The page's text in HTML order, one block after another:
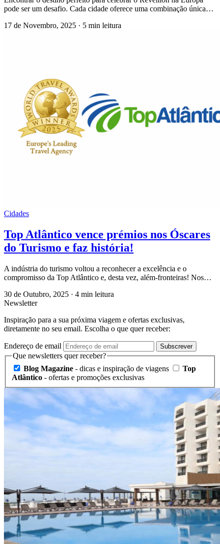
pode ser um desafio. Cada cidade oferece uma combinação única…
17 de Novembro, 2025 · 5 min leitura
Cidades
Top Atlântico vence prémios nos Óscares
do Turismo e faz história!
A indústria do turismo voltou a reconhecer a excelência e o
compromisso da Top Atlântico e, desta vez, além-fronteiras! Nos…
30 de Outubro, 2025 · 4 min leitura
Newsletter
Inspiração para a sua próxima viagem e ofertas exclusivas,
diretamente no seu email. Escolha o que quer receber:
Endereço de email Subscrever
Que newsletters quer receber?
Blog Magazine - dicas e inspiração de viagens
Top
Atlântico - ofertas e promoções exclusivas